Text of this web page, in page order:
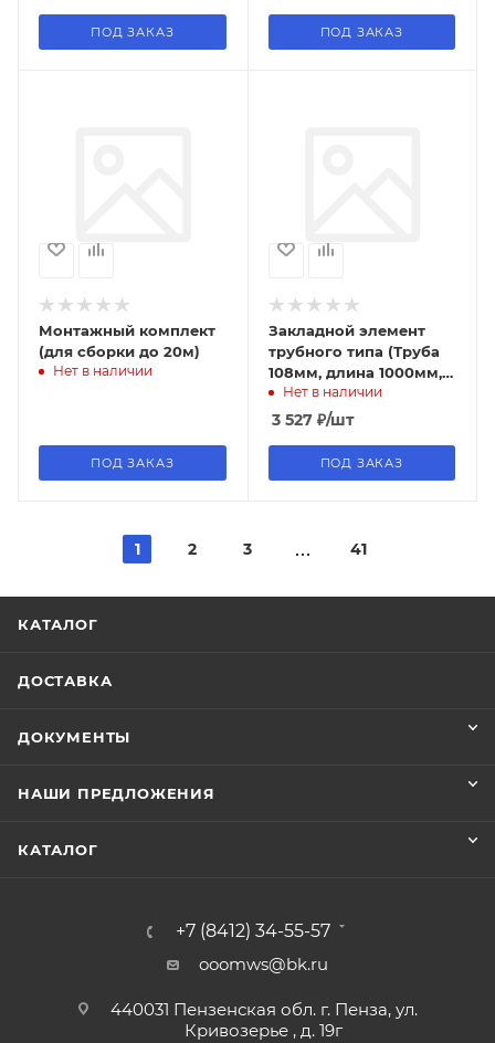
ПОД ЗАКАЗ ПОД ЗАКАЗ
Монтажный комплект
(для сборки до 20м)
Нет в наличии
ПОД ЗАКАЗ
Закладной элемент
трубного типа (Труба
108мм, длина 1000мм,
(без косынок)
Нет в наличии
3 527₽/шт
ПОД ЗАКАЗ
1 2 3 41
КАТАЛОГ
ДОСТАВКА
ДОКУМЕНТЫ
НАШИ ПРЕДЛОЖЕНИЯ
КАТАЛОГ
+7 (8412) 34-55-57
ooomws@bk.ru
440031 Пензенская обл. г. Пенза, ул.
Кривозерье , д. 19г